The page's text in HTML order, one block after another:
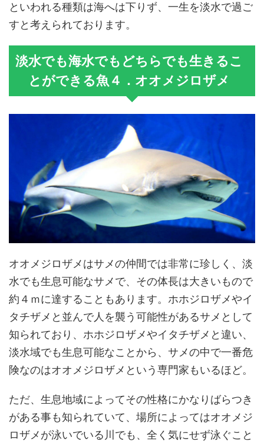
といわれる種類は海へは下りず、一生を淡水で過ご
すと考えられております。
淡水でも海水でもどちらでも生きるこ
とができる魚４．オオメジロザメ
オオメジロザメはサメの仲間では非常に珍しく、淡
水でも生息可能なサメで、その体長は大きいもので
約４ｍに達することもあります。ホホジロザメやイ
タチザメと並んで人を襲う可能性があるサメとして
知られており、ホホジロザメやイタチザメと違い、
淡水域でも生息可能なことから、サメの中で一番危
険なのはオオメジロザメという専門家もいるほど。
ただ、生息地域によってその性格にかなりばらつき
がある事も知られていて、場所によってはオオメジ
ロザメが泳いでいる川でも、全く気にせず泳ぐこと